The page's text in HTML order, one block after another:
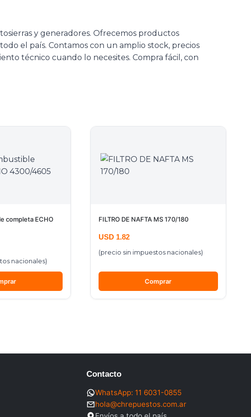
y generadores. Ofrecemos productos
el país. Contamos con un amplio stock, precios
técnico cuando lo necesites. Compra fácil, con
completa ECHO
nacionales)
FILTRO DE NAFTA MS 170/180
USD 1.82
(precio sin impuestos nacionales)
Comprar
Contacto
WhatsApp: 11 6031-0855
hola@chrepuestos.com.ar